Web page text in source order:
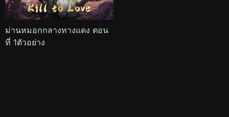
ม่านหมอกกลางทางแดง ตอน
ที่ 1ตัวอย่าง